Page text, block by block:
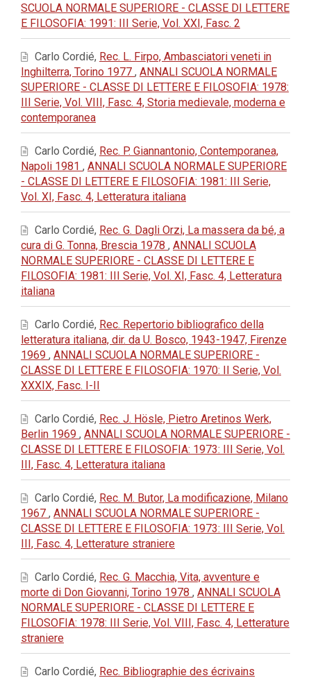
SCUOLA NORMALE SUPERIORE - CLASSE DI LETTERE
E FILOSOFIA: 1991: III Serie, Vol. XXI, Fasc. 2
Carlo Cordié, Rec. L. Firpo, Ambasciatori veneti in
Inghilterra, Torino 1977 , ANNALI SCUOLA NORMALE
SUPERIORE - CLASSE DI LETTERE E FILOSOFIA: 1978:
III Serie, Vol. VIII, Fasc. 4, Storia medievale, moderna e
contemporanea
Carlo Cordié, Rec. P. Giannantonio, Contemporanea,
Napoli 1981 , ANNALI SCUOLA NORMALE SUPERIORE
- CLASSE DI LETTERE E FILOSOFIA: 1981: III Serie,
Vol. XI, Fasc. 4, Letteratura italiana
Carlo Cordié, Rec. G. Dagli Orzi, La massera da bé, a
cura di G. Tonna, Brescia 1978 , ANNALI SCUOLA
NORMALE SUPERIORE - CLASSE DI LETTERE E
FILOSOFIA: 1981: III Serie, Vol. XI, Fasc. 4, Letteratura
italiana
Carlo Cordié, Rec. Repertorio bibliografico della
letteratura italiana, dir. da U. Bosco, 1943-1947, Firenze
1969 , ANNALI SCUOLA NORMALE SUPERIORE -
CLASSE DI LETTERE E FILOSOFIA: 1970: II Serie, Vol.
XXXIX, Fasc. I-II
Carlo Cordié, Rec. J. Hösle, Pietro Aretinos Werk,
Berlin 1969 , ANNALI SCUOLA NORMALE SUPERIORE -
CLASSE DI LETTERE E FILOSOFIA: 1973: III Serie, Vol.
III, Fasc. 4, Letteratura italiana
Carlo Cordié, Rec. M. Butor, La modificazione, Milano
1967 , ANNALI SCUOLA NORMALE SUPERIORE -
CLASSE DI LETTERE E FILOSOFIA: 1973: III Serie, Vol.
III, Fasc. 4, Letterature straniere
Carlo Cordié, Rec. G. Macchia, Vita, avventure e
morte di Don Giovanni, Torino 1978 , ANNALI SCUOLA
NORMALE SUPERIORE - CLASSE DI LETTERE E
FILOSOFIA: 1978: III Serie, Vol. VIII, Fasc. 4, Letterature
straniere
Carlo Cordié, Rec. Bibliographie des écrivains